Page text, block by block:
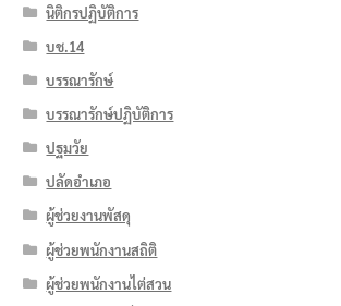
นิติกรปฏิบัติการ
บช.14
บรรณารักษ์
บรรณารักษ์ปฏิบัติการ
ปฐมวัย
ปลัดอำเภอ
ผู้ช่วยงานพัสดุ
ผู้ช่วยพนักงานสถิติ
ผู้ช่วยพนักงานไต่สวน